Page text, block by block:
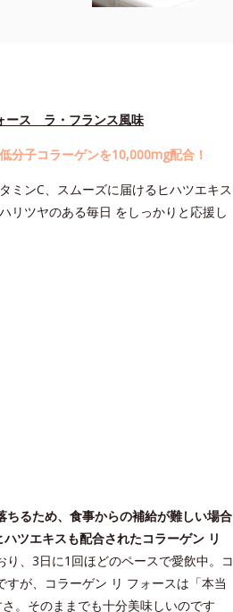
ース ラ・フランス風味
分子コラーゲンを10,000mg配合！
ミンC、スムーズに届けるヒハツエキス
リツヤのある毎日 をしっかりと応援し
ちるため、食事からの補給が難しい場合
ツエキスも配合されたコラーゲン リ
、3日に1回ほどのペースで愛飲中。コ
が、コラーゲン リ フォースは「本当
。そのままでも十分美味しいのです